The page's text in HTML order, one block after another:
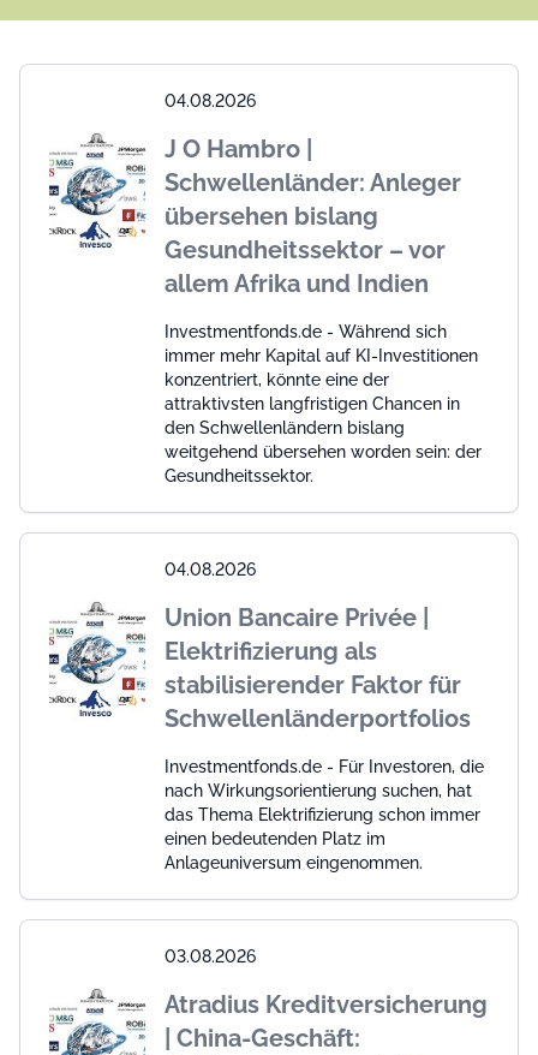
04.08.2026
J O Hambro |
Schwellenländer: Anleger
übersehen bislang
Gesundheitssektor – vor
allem Afrika und Indien
Investmentfonds.de - Während sich
immer mehr Kapital auf KI-Investitionen
konzentriert, könnte eine der
attraktivsten langfristigen Chancen in
den Schwellenländern bislang
weitgehend übersehen worden sein: der
Gesundheitssektor.
04.08.2026
Union Bancaire Privée |
Elektrifizierung als
stabilisierender Faktor für
Schwellenländerportfolios
Investmentfonds.de - Für Investoren, die
nach Wirkungsorientierung suchen, hat
das Thema Elektrifizierung schon immer
einen bedeutenden Platz im
Anlageuniversum eingenommen.
03.08.2026
Atradius Kreditversicherung
| China-Geschäft: